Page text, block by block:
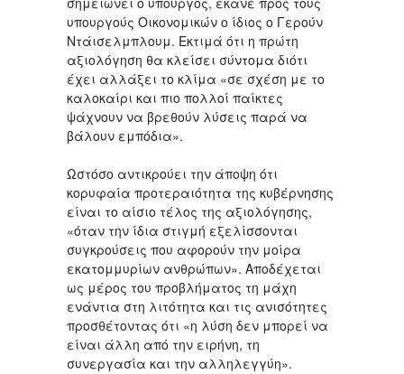
υπουργούς Οικονομικών ο ίδιος ο Γερούν
Ντάισελμπλουμ. Εκτιμά ότι η πρώτη
αξιολόγηση θα κλείσει σύντομα διότι
έχει αλλάξει το κλίμα «σε σχέση με το
καλοκαίρι και πιο πολλοί παίκτες
ψάχνουν να βρεθούν λύσεις παρά να
βάλουν εμπόδια».
Ωστόσο αντικρούει την άποψη ότι
κορυφαία προτεραιότητα της κυβέρνησης
είναι το αίσιο τέλος της αξιολόγησης,
«όταν την ίδια στιγμή εξελίσσονται
συγκρούσεις που αφορούν την μοίρα
εκατομμυρίων ανθρώπων». Αποδέχεται
ως μέρος του προβλήματος τη μάχη
ενάντια στη λιτότητα και τις ανισότητες
προσθέτοντας ότι «η λύση δεν μπορεί να
είναι άλλη από την ειρήνη, τη
συνεργασία και την αλληλεγγύη».